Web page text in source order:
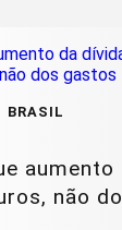
BRASIL
aumento
não